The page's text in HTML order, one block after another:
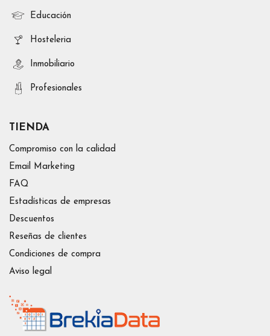
Educación
Hosteleria
Inmobiliario
Profesionales
TIENDA
Compromiso con la calidad
Email Marketing
FAQ
Estadísticas de empresas
Descuentos
Reseñas de clientes
Condiciones de compra
Aviso legal